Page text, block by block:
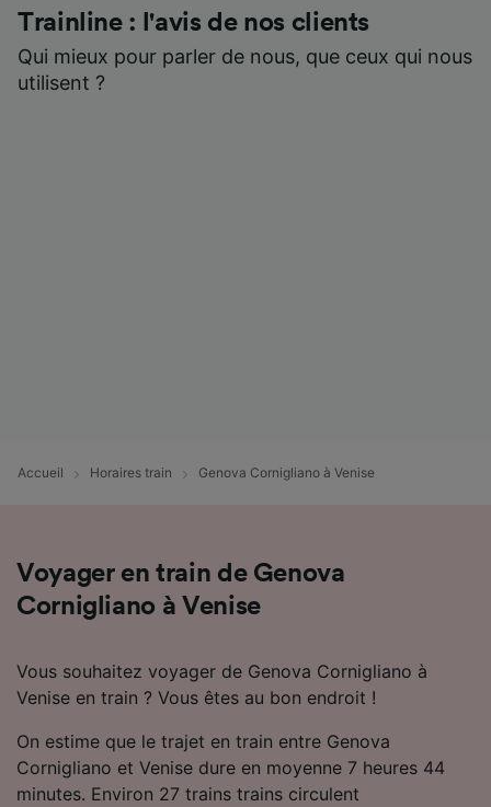
Trainline : l'avis de nos clients
Qui mieux pour parler de nous, que ceux qui nous
utilisent ?
Accueil Horaires train Genova Cornigliano à Venise
Voyager en train de Genova
Cornigliano à Venise
Vous souhaitez voyager de Genova Cornigliano à
Venise en train ? Vous êtes au bon endroit !
On estime que le trajet en train entre Genova
Cornigliano et Venise dure en moyenne 7 heures 44
minutes. Environ 27 trains trains circulent